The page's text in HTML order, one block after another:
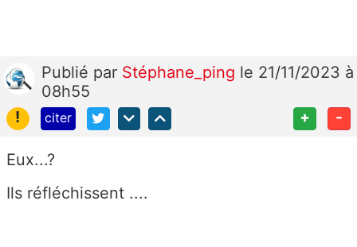
Publié par Stéphane_ping le 21/11/2023 à
08h55
!
citer + -
Eux...?
Ils réfléchissent ....